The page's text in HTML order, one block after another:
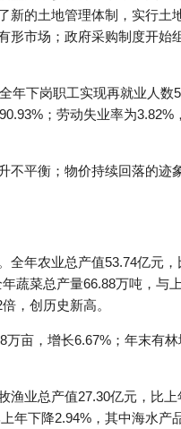
的土地管理体制，实行土
形市场；政府采购制度开始
年下岗职工实现再就业人数
；劳动失业率为3.82%
平衡；物价持续回落的迹
年农业总产值53.74亿元
蔬菜总产量66.88万吨，与
，创历史新高。
亩，增长6.67%；年末有
业总产值27.30亿元，比
年下降2.94%，其中海水产